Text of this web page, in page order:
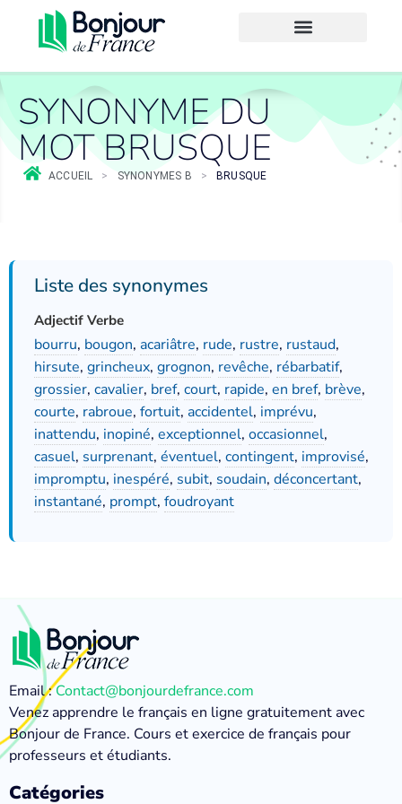
SYNONYME DU
MOT BRUSQUE
ACCUEIL > SYNONYMES B > BRUSQUE
Liste des synonymes
Adjectif Verbe
bourru, bougon, acariâtre, rude, rustre, rustaud,
hirsute, grincheux, grognon, revêche, rébarbatif,
grossier, cavalier, bref, court, rapide, en bref, brève,
courte, rabroue, fortuit, accidentel, imprévu,
inattendu, inopiné, exceptionnel, occasionnel,
casuel, surprenant, éventuel, contingent, improvisé,
impromptu, inespéré, subit, soudain, déconcertant,
instantané, prompt, foudroyant
Email :Contact@bonjourdefrance.com
Venez apprendre le français en ligne gratuitement avec
Bonjour de France. Cours et exercice de français pour
professeurs et étudiants.
Catégories